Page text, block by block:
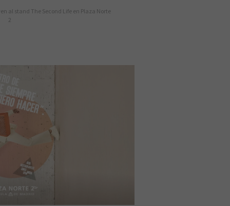
al stand The Second Life en Plaza Norte
2